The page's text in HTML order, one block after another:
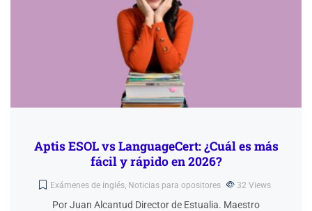
Aptis ESOL vs LanguageCert: ¿Cuál es más
fácil y rápido en 2026?
Exámenes de inglés Noticias para opositores 32 Views
Por Juan Alcantud Director de Estualia. Maestro